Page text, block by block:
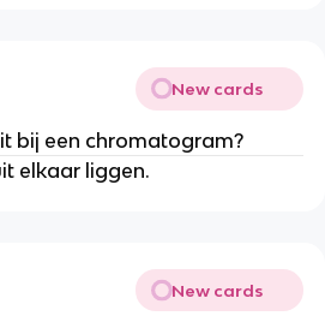
New cards
bij een chromatogram?
elkaar liggen.
New cards